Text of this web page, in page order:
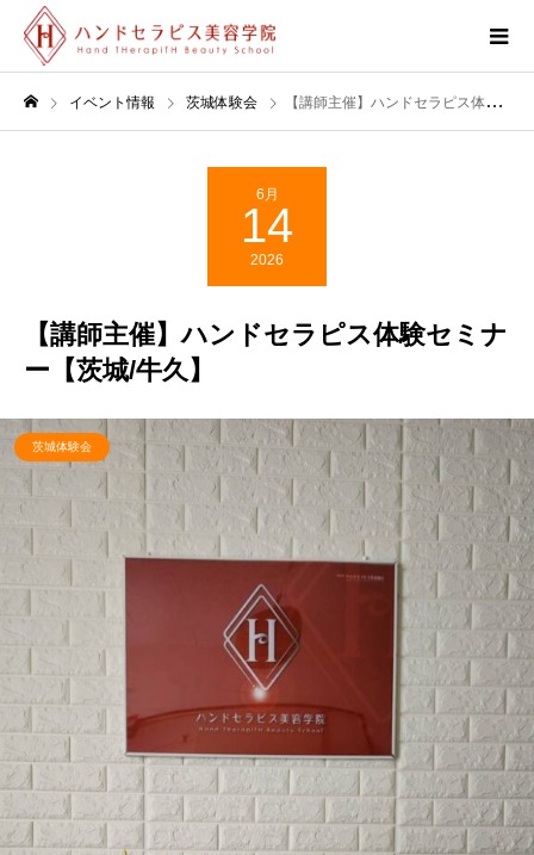
イベント情報 茨城体験会 【講師主催】ハンドセラピス体験セミナー【茨城/牛久】
6月
14
2026
【講師主催】ハンドセラピス体験セミナ
ー【茨城/牛久】
茨城体験会